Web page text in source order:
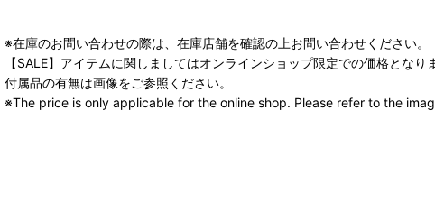
※在庫のお問い合わせの際は、在庫店舗を確認の上お問い合わせください。
【SALE】アイテムに関しましてはオンラインショップ限定での価格となり
付属品の有無は画像をご参照ください。
※The price is only applicable for the online shop. Please refer to the